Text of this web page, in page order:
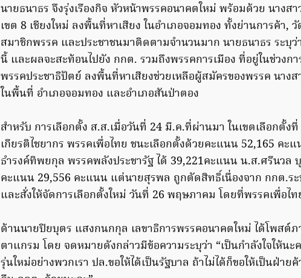
นายธนาธร จึงรุ่งเรืองกิจ หัวหน้าพรรคอนาคตใหม่ พร้อมด้วย นาง
เขต 8 เชียงใหม่ ลงพื้นที่หาเสียง ในอำเภอจอมทอง ทั้งย่านการค้า,
สมาชิกพรรค และประชาชนมาติดตามจำนวนมาก นายธนาธร ระบุว่
นี้ และผลจะสะท้อนไปยัง กกต. รวมถึงพรรคการเมือง ที่อยู่ในช่วงก
พรรคประชาธิปัตย์ ลงพื้นที่หาเสียงช่วยเหลือผู้สมัครของพรรค นาง
ในพื้นที่ อำเภอจอมทอง และอำเภอสันป่าตอง
สำหรับ การเลือกตั้ง ส.ส.เมื่อวันที่ 24 มี.ค.ที่ผ่านมา ในเขตเลือกตั้ง
เกียรติไชยากร พรรคเพื่อไทย ชนะเลือกตั้งด้วยคะแนน 52,165 คะ
ธำรงค์ทิพยกุล พรรคพลังประชารัฐ ได้ 39,221คะแนน น.ส.ศรีนวล
คะแนน 29,556 คะแนน แต่นายสุรพล ถูกตัดสิทธิ์เนื่องจาก กกต.ร
และสั่งให้จัดการเลือกตั้งใหม่ วันที่ 26 พฤษภาคม โดยที่พรรคเพื่อ
ด้านนายปิยบุตร แสงกนกกุล เลขาธิการพรรคอนาคตใหม่ ได้โพส
ตาแกรม โดย จดหมายดังกล่าวมีข้อความระบุว่า “เป็นกำลังใจให้น
รุ่นใหม่อย่างพวกเรา ปล.ขอให้ได้เป็นรัฐบาล ถ้าไม่ได้ก็ขอให้เป็นฝ่า